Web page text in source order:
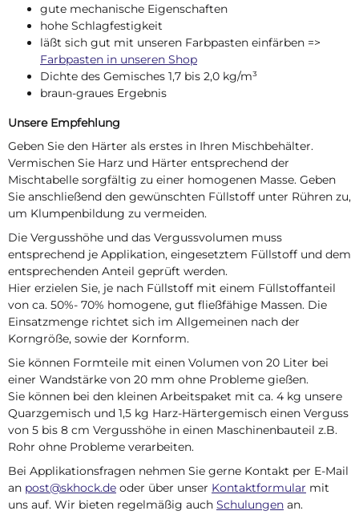
gute mechanische Eigenschaften
hohe Schlagfestigkeit
läßt sich gut mit unseren Farbpasten einfärben =>
Farbpasten in unseren Shop
Dichte des Gemisches 1,7 bis 2,0 kg/m³
braun-graues Ergebnis
Unsere Empfehlung
Geben Sie den Härter als erstes in Ihren Mischbehälter.
Vermischen Sie Harz und Härter entsprechend der
Mischtabelle sorgfältig zu einer homogenen Masse. Geben
Sie anschließend den gewünschten Füllstoff unter Rühren zu,
um Klumpenbildung zu vermeiden.
Die Vergusshöhe und das Vergussvolumen muss
entsprechend je Applikation, eingesetztem Füllstoff und dem
entsprechenden Anteil geprüft werden.
Hier erzielen Sie, je nach Füllstoff mit einem Füllstoffanteil
von ca. 50%- 70% homogene, gut fließfähige Massen. Die
Einsatzmenge richtet sich im Allgemeinen nach der
Korngröße, sowie der Kornform.
Sie können Formteile mit einen Volumen von 20 Liter bei
einer Wandstärke von 20 mm ohne Probleme gießen.
Sie können bei den kleinen Arbeitspaket mit ca. 4 kg unsere
Quarzgemisch und 1,5 kg Harz-Härtergemisch einen Verguss
von 5 bis 8 cm Vergusshöhe in einen Maschinenbauteil z.B.
Rohr ohne Probleme verarbeiten.
Bei Applikationsfragen nehmen Sie gerne Kontakt per E-Mail
an post@skhock.de oder über unser Kontaktformular mit
uns auf. Wir bieten regelmäßig auch Schulungen an.